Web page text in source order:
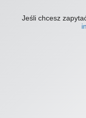
Jeśli chcesz